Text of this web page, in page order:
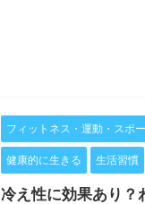
フィットネス・運動・スポ
健康的に生きる 生活習慣
冷え性に効果あり？